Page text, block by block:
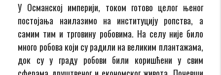
У Османској империји, током готово целог њеног
постојања наилазимо на институцију ропства, а
самим тим и трговину робовима. На селу није било
много робова који су радили на великим плантажама,
док су у граду робови били коришћени у свим